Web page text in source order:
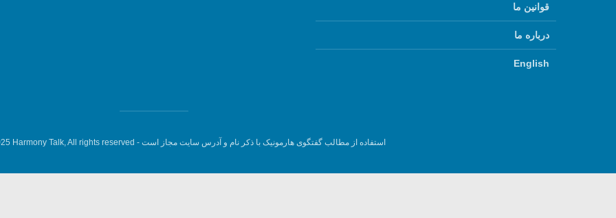
قوانین ما
درباره ما
English
استفاده از مطالب گفتگوی هارمونیک با ذکر نام و آدرس سایت مجاز است - Harmony Talk, All rights reserved.